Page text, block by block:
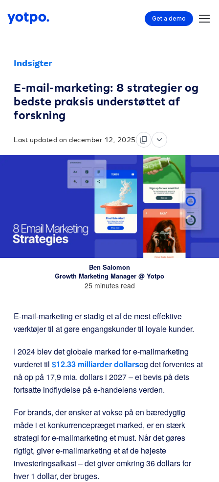
Get a demo
Indsigter
E-mail-marketing: 8 strategier og
bedste praksis understøttet af
forskning
Last updated on december 12, 2025
Ben Salomon
Growth Marketing Manager @ Yotpo
25 minutes read
E-mail-marketing er stadig et af de mest effektive
værktøjer til at gøre engangskunder til loyale kunder.
I 2024 blev det globale marked for e-mailmarketing
vurderet til $12.33 milliarder dollarsog det forventes at
nå op på 17,9 mia. dollars i 2027 – et bevis på dets
fortsatte indflydelse på e-handelens verden.
For brands, der ønsker at vokse på en bæredygtig
måde i et konkurrencepræget marked, er en stærk
strategi for e-mailmarketing et must. Når det gøres
rigtigt, giver e-mailmarketing et af de højeste
investeringsafkast – det giver omkring 36 dollars for
hver 1 dollar, der bruges.